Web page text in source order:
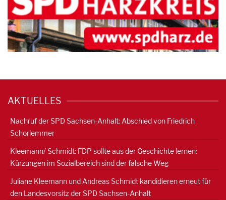
AKTUELLES
Nachruf der SPD Sachsen-Anhalt: Abschied von Friedrich
Schorlemmer
Kleemann/ Schmidt: FDP sollte aus der Geschichte lernen:
Kürzungen im Sozialbereich sind der falsche Weg
Juliane Kleemann und Andreas Schmidt kandidieren erneut für
den Landesvorsitz der SPD Sachsen-Anhalt